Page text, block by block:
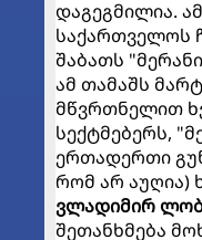
დაგეგმილია.
საქართველოს
შაბათს
ამ თამაშს
მწვრთნელით
სექტმებერს,
ერთადერთი
რომ არ აუღია)
ვლადიმირ
შეთანხმება